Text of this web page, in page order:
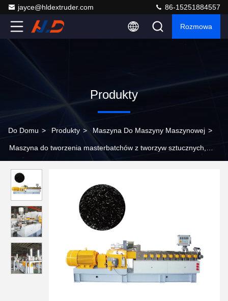
jayce@hldextruder.com 86-15251884557
Rozmowa
Produkty
Do Domu > Produkty > Maszyna Do Maszyny Maszynowej >
Maszyna do tworzenia masterbatchów z tworzyw sztucznych,